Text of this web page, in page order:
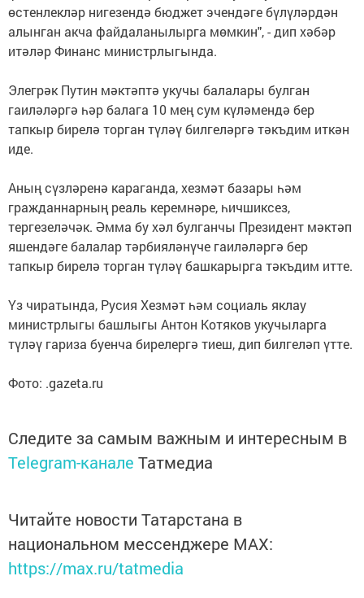
өстенлекләр нигезендә бюджет эчендәге бүлүләрдән
алынган акча файдаланылырга мөмкин", - дип хәбәр
итәләр Финанс министрлыгында.
Элегрәк Путин мәктәптә укучы балалары булган
гаиләләргә һәр балага 10 мең сум күләмендә бер
тапкыр бирелә торган түләү билгеләргә тәкъдим иткән
иде.
Аның сүзләренә караганда, хезмәт базары һәм
гражданнарның реаль керемнәре, һичшиксез,
тергезеләчәк. Әмма бу хәл булганчы Президент мәктәп
яшендәге балалар тәрбияләнүче гаиләләргә бер
тапкыр бирелә торган түләү башкарырга тәкъдим итте.
Үз чиратында, Русия Хезмәт һәм социаль яклау
министрлыгы башлыгы Антон Котяков укучыларга
түләү гариза буенча бирелергә тиеш, дип билгеләп үтте.
Фото: .gazeta.ru
Следите за самым важным и интересным в
Telegram-канале Татмедиа
Читайте новости Татарстана в
национальном мессенджере MАХ:
https://max.ru/tatmedia